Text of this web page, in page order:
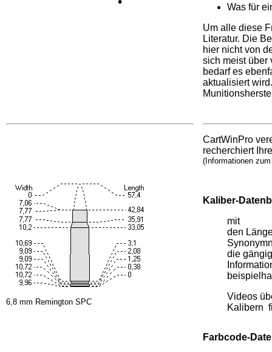
Was für
Um alle diese
Literatur. Die
hier nicht von
sich meist über
bedarf es
aktualisiert
CartWinPro
recherchiert
(Informationen
6,8 mm Remington SPC
Kaliber-
mit
den
die
Videos
Kalibern
Farbcode-